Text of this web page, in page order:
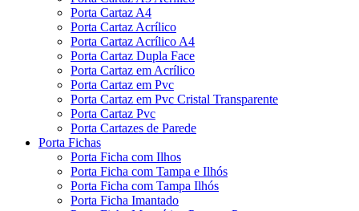
Porta Cartaz A4
Porta Cartaz Acrílico
Porta Cartaz Acrílico A4
Porta Cartaz Dupla Face
Porta Cartaz em Acrílico
Porta Cartaz em Pvc
Porta Cartaz em Pvc Cristal Transparente
Porta Cartaz Pvc
Porta Cartazes de Parede
Porta Fichas
Porta Ficha com Ilhos
Porta Ficha com Tampa e Ilhós
Porta Ficha com Tampa Ilhós
Porta Ficha Imantado